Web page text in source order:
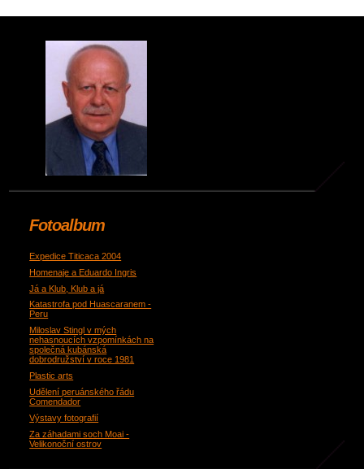
Fotoalbum
Expedice Titicaca 2004
Homenaje a Eduardo Ingris
Já a Klub, Klub a já
Katastrofa pod Huascaranem -
Peru
Miloslav Stingl v mých
nehasnoucích vzpomínkách na
společná kubánská
dobrodružství v roce 1981
Plastic arts
Udělení peruánského řádu
Comendador
Výstavy fotografií
Za záhadami soch Moai -
Velikonoční ostrov